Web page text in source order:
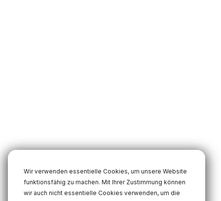
Wir verwenden essentielle Cookies, um unsere Website
funktionsfähig zu machen. Mit Ihrer Zustimmung können
wir auch nicht essentielle Cookies verwenden, um die